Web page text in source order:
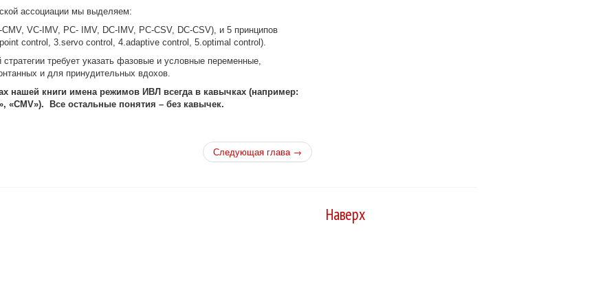
ассоциации мы выделяем:
VC-IMV, PC- IMV, DC-IMV, PC-CSV, DC-CSV), и 5 принципов
control, 3.servo control, 4.adaptive control, 5.optimal control).
требует указать фазовые и условные переменные,
и для принудительных вдохов.
нашей книги имена режимов ИВЛ всегда в кавычках (например:
«CMV»). Все остальные понятия – без кавычек.
Следующая глава →
Наверх